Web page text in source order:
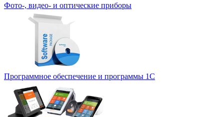
Фото-, видео- и оптические приборы
Программное обеспечение и программы 1С